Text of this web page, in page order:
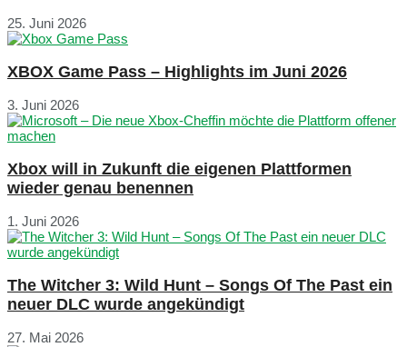
25. Juni 2026
XBOX Game Pass – Highlights im Juni 2026
3. Juni 2026
Xbox will in Zukunft die eigenen Plattformen
wieder genau benennen
1. Juni 2026
The Witcher 3: Wild Hunt – Songs Of The Past ein
neuer DLC wurde angekündigt
27. Mai 2026